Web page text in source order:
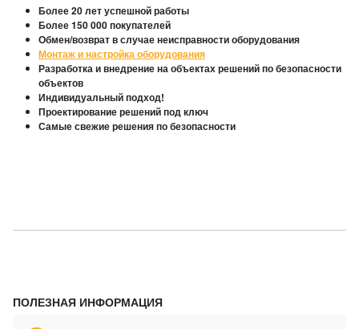
Более 20 лет успешной работы
Более 150 000 покупателей
Обмен/возврат в случае неисправности оборудования
Монтаж и настройка оборудования
Разработка и внедрение на объектах решений по безопасности
объектов
Индивидуальный подход!
Проектирование решений под ключ
Самые свежие решения по безопасности
ПОЛЕЗНАЯ ИНФОРМАЦИЯ